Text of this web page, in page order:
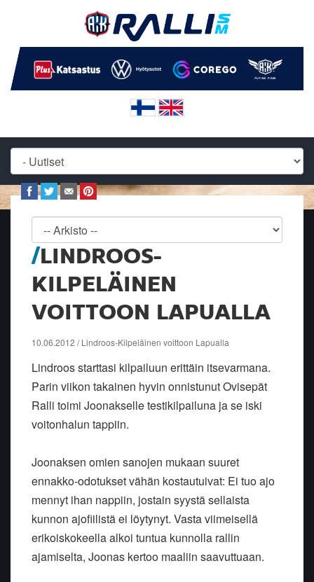
LINDROOS-
KILPELÄINEN
VOITTOON LAPUALLA
10.06.2012 / Lindroos-Kilpeläinen voittoon Lapualla
Lindroos starttasi kilpailuun erittäin itsevarmana.
Parin viikon takainen hyvin onnistunut Ovisepät
Ralli toimi Joonakselle testikilpailuna ja se iski
voitonhalun tappiin.
Joonaksen omien sanojen mukaan suuret
ennakko-odotukset vähän kostautuivat: Ei tuo ajo
mennyt ihan nappiin, jostain syystä sellaista
kunnon ajofiilistä ei löytynyt. Vasta viimeisellä
erikoiskokeella alkoi tuntua kunnolla rallin
ajamiselta, Joonas kertoo maaliin saavuttuaan.